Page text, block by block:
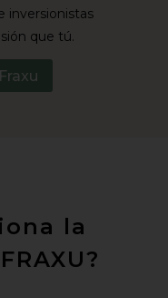
inversionistas
que tú.
la